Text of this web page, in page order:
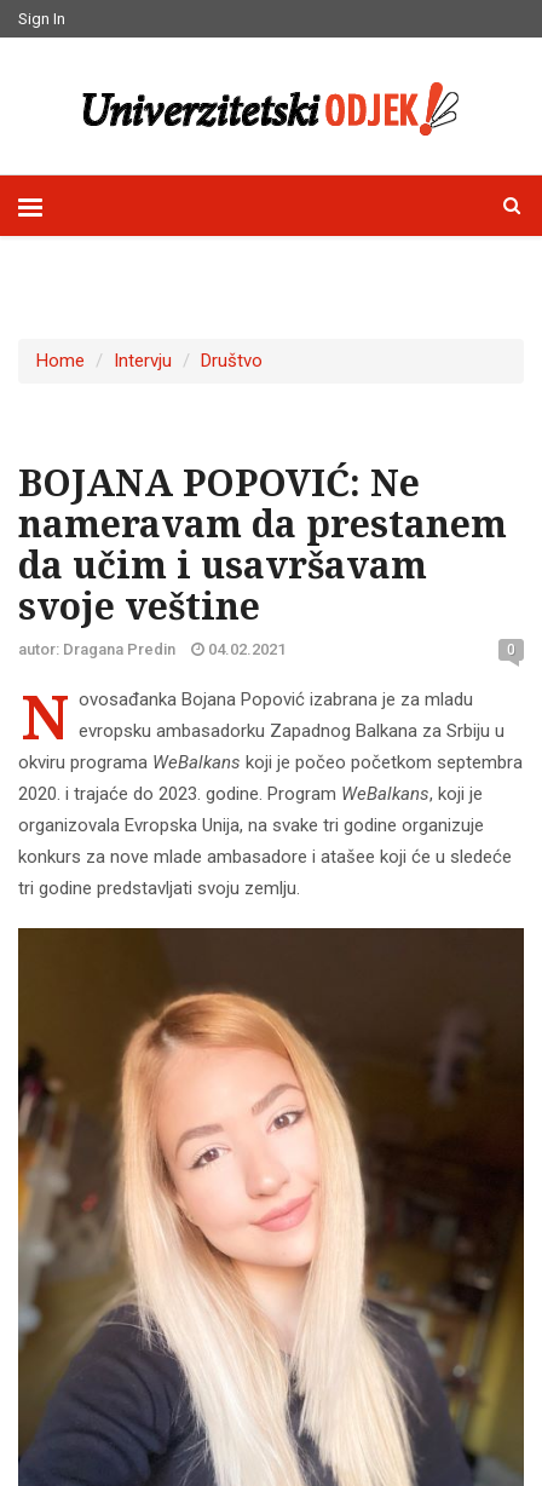
Sign In
Home Intervju Društvo
BOJANA POPOVIĆ: Ne
nameravam da prestanem
da učim i usavršavam
svoje veštine
autor: Dragana Predin 04.02.2021 0
N ovosađanka Bojana Popović izabrana je za mladu
evropsku ambasadorku Zapadnog Balkana za Srbiju u
okviru programa WeBalkans koji je počeo početkom septembra
2020. i trajaće do 2023. godine. Program WeBalkans, koji je
organizovala Evropska Unija, na svake tri godine organizuje
konkurs za nove mlade ambasadore i atašee koji će u sledeće
tri godine predstavljati svoju zemlju.